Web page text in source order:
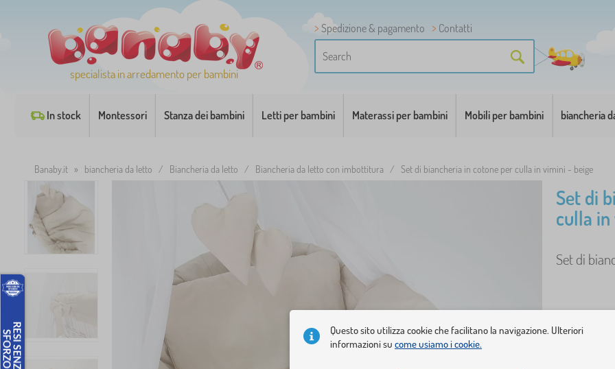
specialista in arredamento per bambini
Spedizione & pagamento
Contatti
In stock Montessori Stanza dei bambini Letti per bambini Materassi per bambini Mobili per bambini biancheria
Banaby.it » biancheria da letto / Biancheria da letto / Biancheria da letto con imbottitura / Set di biancheria in cotone per culla in vimini - beige
Set di
culla
Set di
Questo sito utilizza cookie che facilitano la navigazione. Ulteriori
informazioni su come usiamo i cookie.